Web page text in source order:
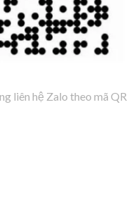
liên hệ Zalo theo mã QR